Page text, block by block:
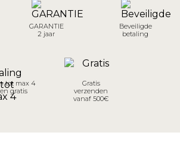
GARANTIE
2 jaar
Beveiligde
betaling
tot max 4
gratis
Gratis
verzenden
vanaf 500€